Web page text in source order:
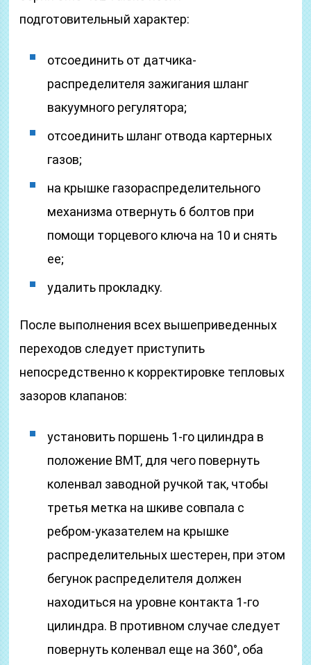
подготовительный характер:
отсоединить от датчика-
распределителя зажигания шланг
вакуумного регулятора;
отсоединить шланг отвода картерных
газов;
на крышке газораспределительного
механизма отвернуть 6 болтов при
помощи торцевого ключа на 10 и снять
ее;
удалить прокладку.
После выполнения всех вышеприведенных
переходов следует приступить
непосредственно к корректировке тепловых
зазоров клапанов:
установить поршень 1-го цилиндра в
положение ВМТ, для чего повернуть
коленвал заводной ручкой так, чтобы
третья метка на шкиве совпала с
ребром-указателем на крышке
распределительных шестерен, при этом
бегунок распределителя должен
находиться на уровне контакта 1-го
цилиндра. В противном случае следует
повернуть коленвал еще на 360°, оба